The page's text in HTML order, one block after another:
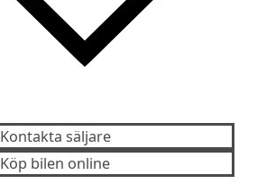
Kontakta säljare
Köp bilen online